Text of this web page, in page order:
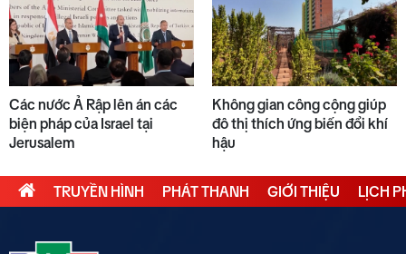
Các nước Ả Rập lên án các
biện pháp của Israel tại
Jerusalem
Không gian công cộng giúp
đô thị thích ứng biến đổi khí
hậu
TRUYỀN HÌNH PHÁT THANH GIỚI THIỆU LỊCH